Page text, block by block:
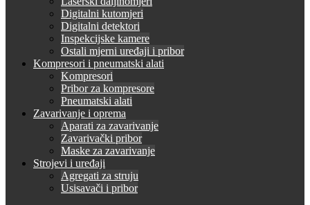
Digitalni kutomjeri
Digitalni detektori
Inspekcijske kamere
Ostali mjerni uređaji i pribor
Kompresori i pneumatski alati
Kompresori
Pribor za kompresore
Pneumatski alati
Zavarivanje i oprema
Aparati za zavarivanje
Zavarivački pribor
Maske za zavarivanje
Strojevi i uređaji
Agregati za struju
Usisavači i pribor